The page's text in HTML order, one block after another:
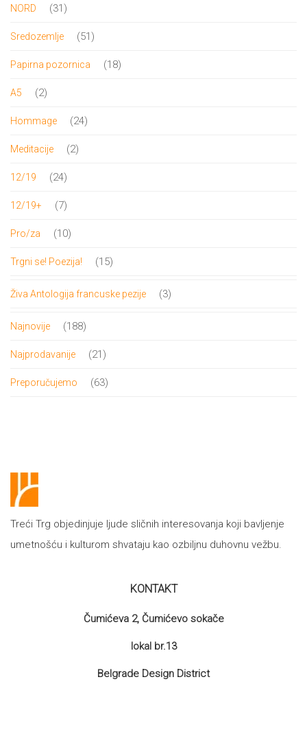
NORD 3131
Sredozemlje 5151
Papirna pozornica 1818
A5 22
Hommage 2424
Meditacije 22
12/19 2424
12/19+ 77
Pro/za 1010
Trgni se! Poezija! 1515
Živa Antologija francuske pezije 33
Najnovije 188188
Najprodavanije 2121
Preporučujemo 6363
Treći Trg objedinjuje ljude sličnih interesovanja koji bavljenje
umetnošću i kulturom shvataju kao ozbiljnu duhovnu vežbu.
KONTAKT
Čumićeva 2, Čumićevo sokače
lokal br.13
Belgrade Design District